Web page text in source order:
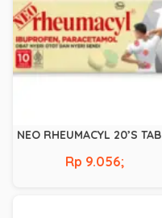
NEO RHEUMACYL 20’S TAB
Rp 9.056;